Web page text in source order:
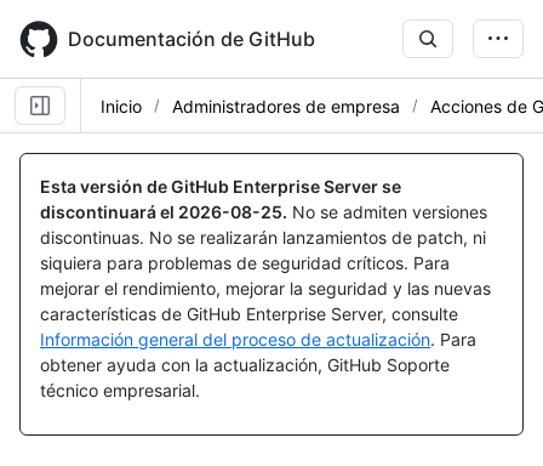
main
content
Documentación de GitHub
Inicio Administradores de empresa Acciones de
Esta versión de GitHub Enterprise Server se
discontinuará el 2026-08-25. No se admiten versiones
discontinuas. No se realizarán lanzamientos de patch, ni
siquiera para problemas de seguridad críticos. Para
mejorar el rendimiento, mejorar la seguridad y las nuevas
características de GitHub Enterprise Server, consulte
Información general del proceso de actualización. Para
obtener ayuda con la actualización, GitHub Soporte
técnico empresarial.